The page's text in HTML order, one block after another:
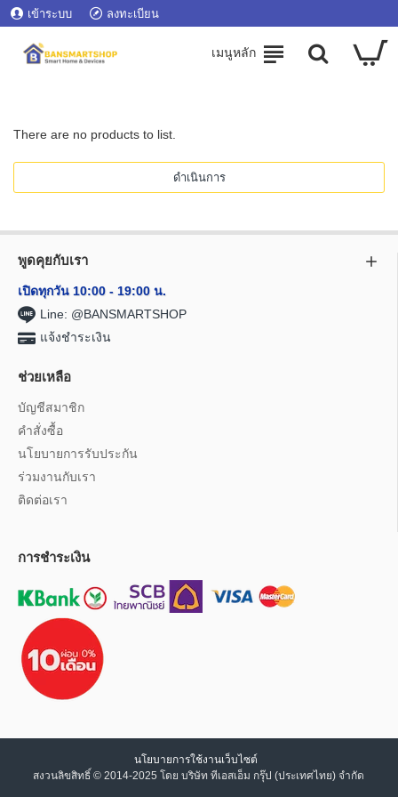
เข้าระบบ ลงทะเบียน
There are no products to list.
ดำเนินการ
พูดคุยกับเรา
เปิดทุกวัน 10:00 - 19:00 น.
Line: @BANSMARTSHOP
แจ้งชำระเงิน
ช่วยเหลือ
บัญชีสมาชิก
คำสั่งซื้อ
นโยบายการรับประกัน
ร่วมงานกับเรา
ติดต่อเรา
การชำระเงิน
นโยบายการใช้งานเว็บไซต์
สงวนลิขสิทธิ์ © 2014-2025 โดย บริษัท ทีเอสเอ็ม กรุ๊ป (ประเทศไทย) จำกัด